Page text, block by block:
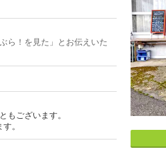
ら！を見た」とお伝えいた
もございます。
。